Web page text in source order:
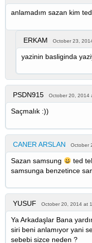
anlamadım sazan kim
ERKAM October 23,
yazinin basliginda
PSDN915 October 20, 2014
Saçmalık :))
CANER ARSLAN October
Sazan samsung
ted
samsunga benzetince
YUSUF October 20, 2014 at
Ya Arkadaşlar Bana
siri beni anlamıyor yani
sebebi sizce neden ?